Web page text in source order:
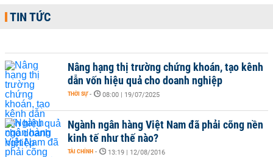
TIN TỨC
Nâng hạng thị trường chứng khoán, tạo kênh
dẫn vốn hiệu quả cho doanh nghiệp
THỜI SỰ - 08:00 | 19/07/2025
Ngành ngân hàng Việt Nam đã phải cõng nền
kinh tế như thế nào?
TÀI CHÍNH - 13:19 | 12/08/2016